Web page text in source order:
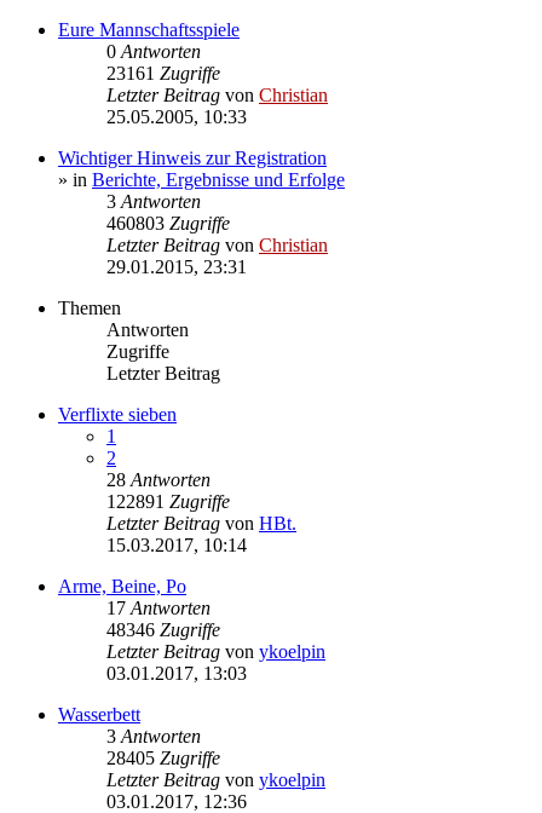
Eure Mannschaftsspiele
0 Antworten
23161 Zugriffe
Letzter Beitrag von Christian
25.05.2005, 10:33
Wichtiger Hinweis zur Registration
» in Berichte, Ergebnisse und Erfolge
3 Antworten
460803 Zugriffe
Letzter Beitrag von Christian
29.01.2015, 23:31
Themen
Antworten
Zugriffe
Letzter Beitrag
Verflixte sieben
1
2
28 Antworten
122891 Zugriffe
Letzter Beitrag von HBt.
15.03.2017, 10:14
Arme, Beine, Po
17 Antworten
48346 Zugriffe
Letzter Beitrag von ykoelpin
03.01.2017, 13:03
Wasserbett
3 Antworten
28405 Zugriffe
Letzter Beitrag von ykoelpin
03.01.2017, 12:36